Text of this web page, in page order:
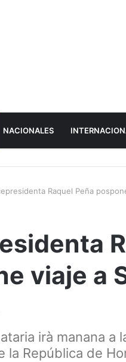
NACIONALES
Raquel Peña
viaje a
irà manana a
la República de